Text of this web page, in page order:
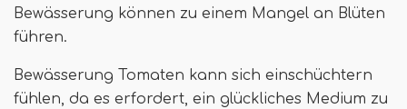
Bewässerung können zu einem Mangel an Blüten
führen.
Bewässerung Tomaten kann sich einschüchtern
fühlen, da es erfordert, ein glückliches Medium zu